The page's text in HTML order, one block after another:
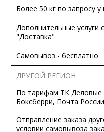
Более 50 кг по запросу
Дополнительные услуги
"Доставка"
Самовывоз - бесплатно
ДРУГОЙ РЕГИОН
По тарифам ТК Деловые
Боксберри, Почта
Отправление заказа
условии самовывоза